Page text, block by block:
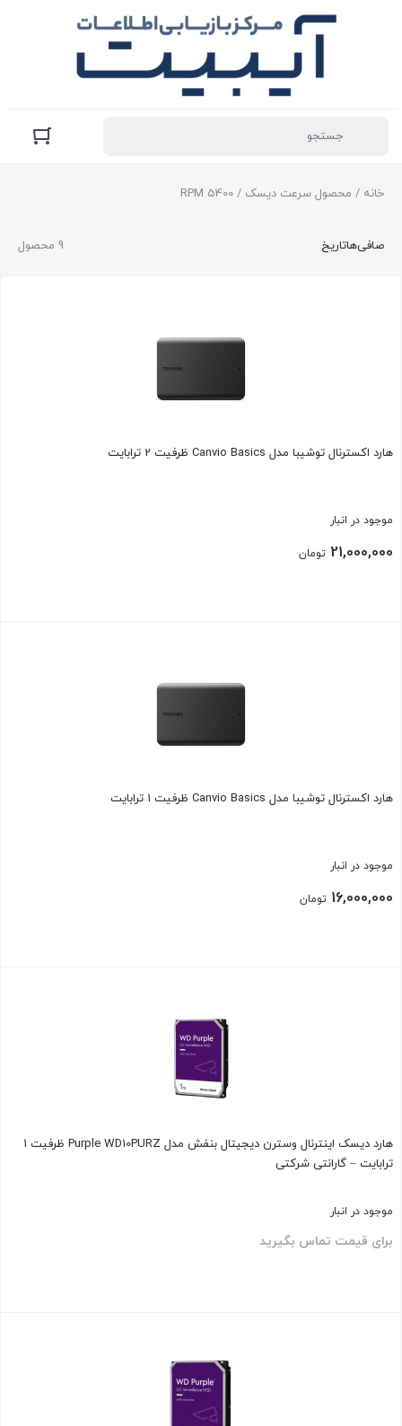
خانه / محصول سرعت دیسک / 5400 RPM
9 محصول صافی‌هاتاریخ
هارد اکسترنال توشیبا مدل Canvio Basics ظرفیت 2 ترابایت
موجود در انبار
21,000,000 تومان
هارد اکسترنال توشیبا مدل Canvio Basics ظرفیت 1 ترابایت
موجود در انبار
16,000,000 تومان
هارد دیسک اینترنال وسترن دیجیتال بنفش مدل Purple WD10PURZ ظرفیت 1
ترابایت – گارانتی شرکتی
موجود در انبار
برای قیمت تماس بگیرید